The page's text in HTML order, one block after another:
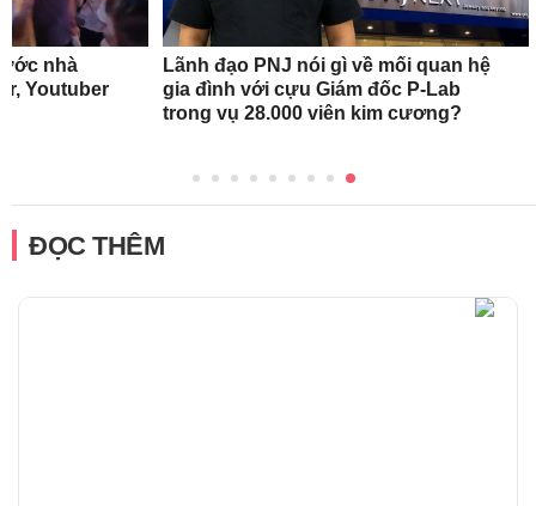
nhà
Youtuber
Lãnh đạo PNJ nói gì về mối quan hệ
gia đình với cựu Giám đốc P-Lab
trong vụ 28.000 viên kim cương?
ĐỌC THÊM